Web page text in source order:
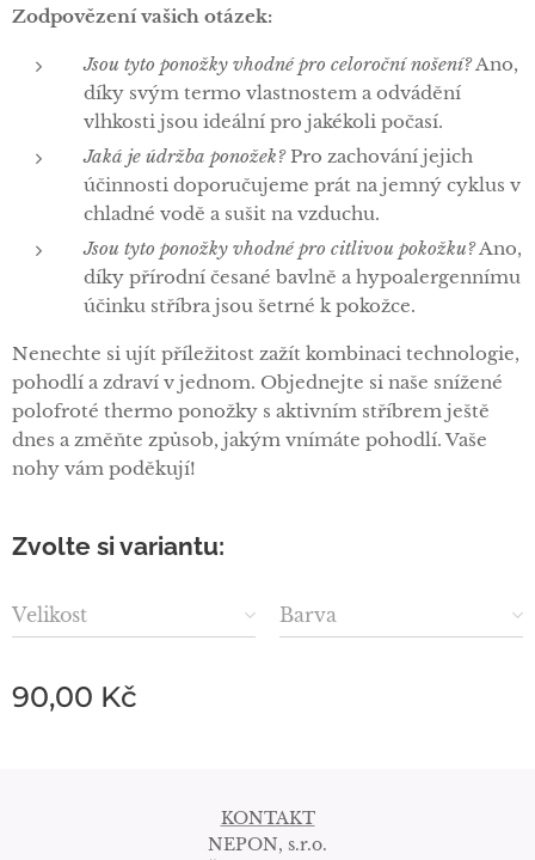
Zodpovězení vašich otázek:
Jsou tyto ponožky vhodné pro celoroční nošení?Ano,
díky svým termo vlastnostem a odvádění
vlhkosti jsou ideální pro jakékoli počasí.
Jaká je údržba ponožek?Pro zachování jejich
účinnosti doporučujeme prát na jemný cyklus v
chladné vodě a sušit na vzduchu.
Jsou tyto ponožky vhodné pro citlivou pokožku?Ano,
díky přírodní česané bavlně a hypoalergennímu
účinku stříbra jsou šetrné k pokožce.
Nenechte si ujít příležitost zažít kombinaci technologie,
pohodlí a zdraví v jednom. Objednejte si naše snížené
polofroté thermo ponožky s aktivním stříbrem ještě
dnes a změňte způsob, jakým vnímáte pohodlí. Vaše
nohy vám poděkují!
Zvolte si variantu:
Velikost Barva
90,00 Kč
KONTAKT
NEPON, s.r.o.